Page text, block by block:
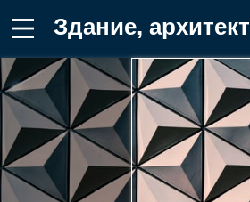
Здание, архитектура, фигуры Заставка на телефон